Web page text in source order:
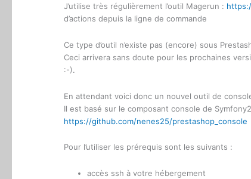
J’utilise très régulièrement l’outil Magerun :
d’actions depuis la ligne de commande
Ce type d’outil n’existe pas (encore) sous
Ceci arrivera sans doute pour les prochaines
:-).
En attendant voici donc un nouvel outil de
Il est basé sur le composant console de
https://github.com/nenes25/prestashop_console
Pour l’utiliser les prérequis sont les suivants :
accès ssh à votre hébergement